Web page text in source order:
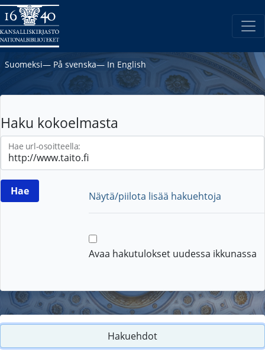
Suomeksi― På svenska― In English
Haku kokoelmasta
Hae url-osoitteella:
Näytä/piilota lisää hakuehtoja
Avaa hakutulokset uudessa ikkunassa
Hakuehdot